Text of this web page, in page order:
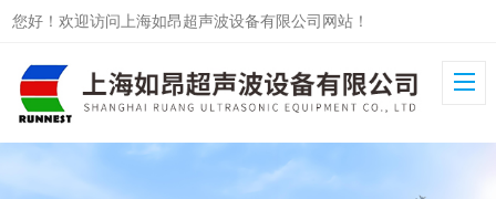
您好！欢迎访问上海如昂超声波设备有限公司网站！